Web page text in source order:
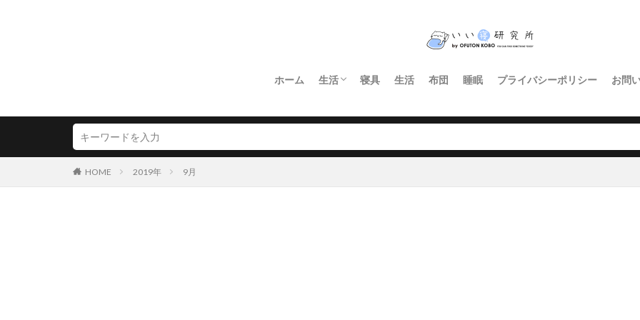
ホーム 生活 寝具 生活 布団 睡眠 プライバシーポリシー お問
HOME 2019年 9月